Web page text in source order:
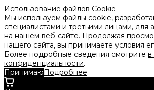
Использование файлов Cookie
Мы используем файлы cookie,
специалистами и третьими лицами, для
на нашем веб-сайте. Продолжая
нашего сайта, вы принимаете условия
Более подробные сведения смотрите в
конфиденциальности.
ПринимаюПодробнее